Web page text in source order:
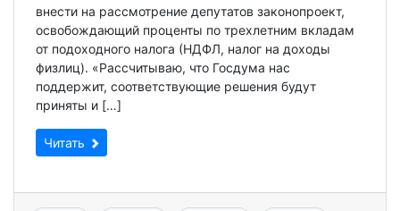
внести на рассмотрение депутатов законопроект,
освобождающий проценты по трехлетним вкладам
от подоходного налога (НДФЛ, налог на доходы
физлиц). «Рассчитываю, что Госдума нас
поддержит, соответствующие решения будут
приняты и […]
Читать